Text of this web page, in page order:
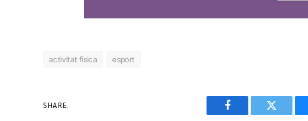
activitat física esport
SHARE.
Facebook Twitter